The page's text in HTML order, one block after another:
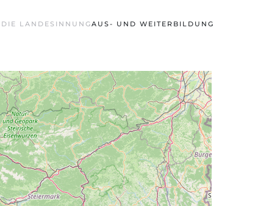
DIE LANDESINNUNGAUS- UND WEITERBILDUNG